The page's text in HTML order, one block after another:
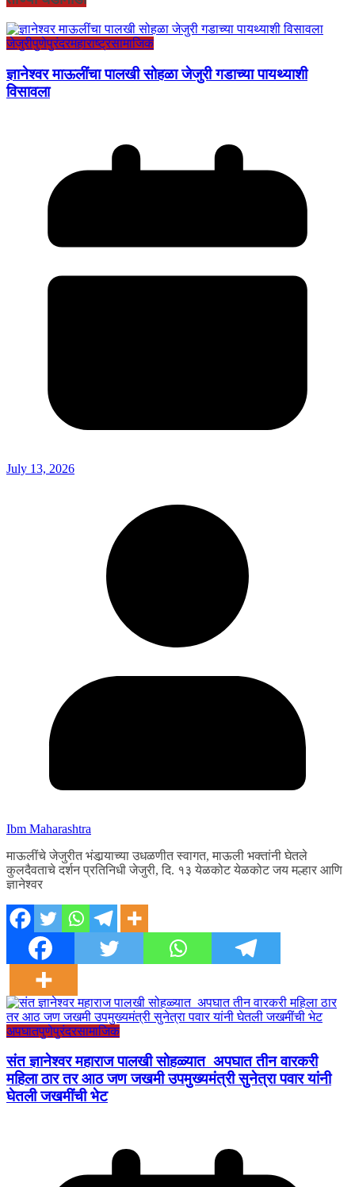
जेजुरीपुणेपुरंदरमहाराष्ट्रसामाजिक
ज्ञानेश्वर माऊलींचा पालखी सोहळा जेजुरी गडाच्या पायथ्याशी
विसावला
July 13, 2026
Ibm Maharashtra
माऊलींचे जेजुरीत भंडार्‍याच्या उधळणीत स्वागत, माऊली भक्तांनी घेतले
कुलदैवताचे दर्शन प्रतिनिधी जेजुरी, दि. १३ येळकोट येळकोट जय मल्हार आणि
ज्ञानेश्वर
अपघातपुणेपुरंदरसामाजिक
संत ज्ञानेश्वर महाराज पालखी सोहळ्यात अपघात तीन वारकरी
महिला ठार तर आठ जण जखमी उपमुख्यमंत्री सुनेत्रा पवार यांनी
घेतली जखमींची भेट